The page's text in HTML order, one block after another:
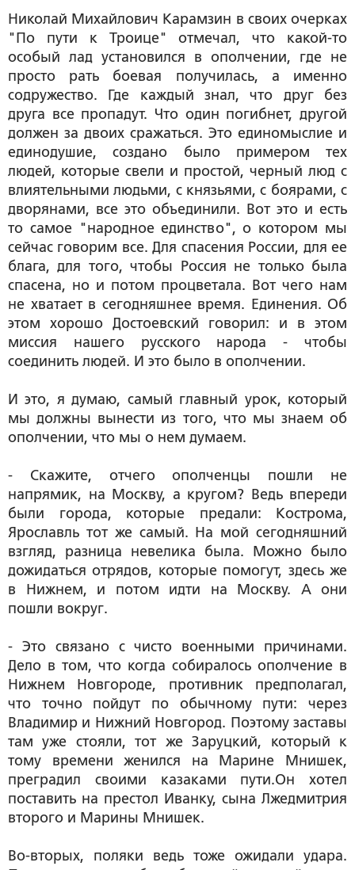
Николай Михайлович Карамзин в своих очерках
"По пути к Троице" отмечал, что какой-то
особый лад установился в ополчении, где не
просто рать боевая получилась, а именно
содружество. Где каждый знал, что друг без
друга все пропадут. Что один погибнет, другой
должен за двоих сражаться. Это единомыслие и
единодушие, создано было примером тех
людей, которые свели и простой, черный люд с
влиятельными людьми, с князьями, с боярами, с
дворянами, все это объединили. Вот это и есть
то самое "народное единство", о котором мы
сейчас говорим все. Для спасения России, для ее
блага, для того, чтобы Россия не только была
спасена, но и потом процветала. Вот чего нам
не хватает в сегодняшнее время. Единения. Об
этом хорошо Достоевский говорил: и в этом
миссия нашего русского народа - чтобы
соединить людей. И это было в ополчении.
И это, я думаю, самый главный урок, который
мы должны вынести из того, что мы знаем об
ополчении, что мы о нем думаем.
- Скажите, отчего ополченцы пошли не
напрямик, на Москву, а кругом? Ведь впереди
были города, которые предали: Кострома,
Ярославль тот же самый. На мой сегодняшний
взгляд, разница невелика была. Можно было
дожидаться отрядов, которые помогут, здесь же
в Нижнем, и потом идти на Москву. А они
пошли вокруг.
- Это связано с чисто военными причинами.
Дело в том, что когда собиралось ополчение в
Нижнем Новгороде, противник предполагал,
что точно пойдут по обычному пути: через
Владимир и Нижний Новгород. Поэтому заставы
там уже стояли, тот же Заруцкий, который к
тому времени женился на Марине Мнишек,
преградил своими казаками пути.Он хотел
поставить на престол Иванку, сына Лжедмитрия
второго и Марины Мнишек.
Во-вторых, поляки ведь тоже ожидали удара.